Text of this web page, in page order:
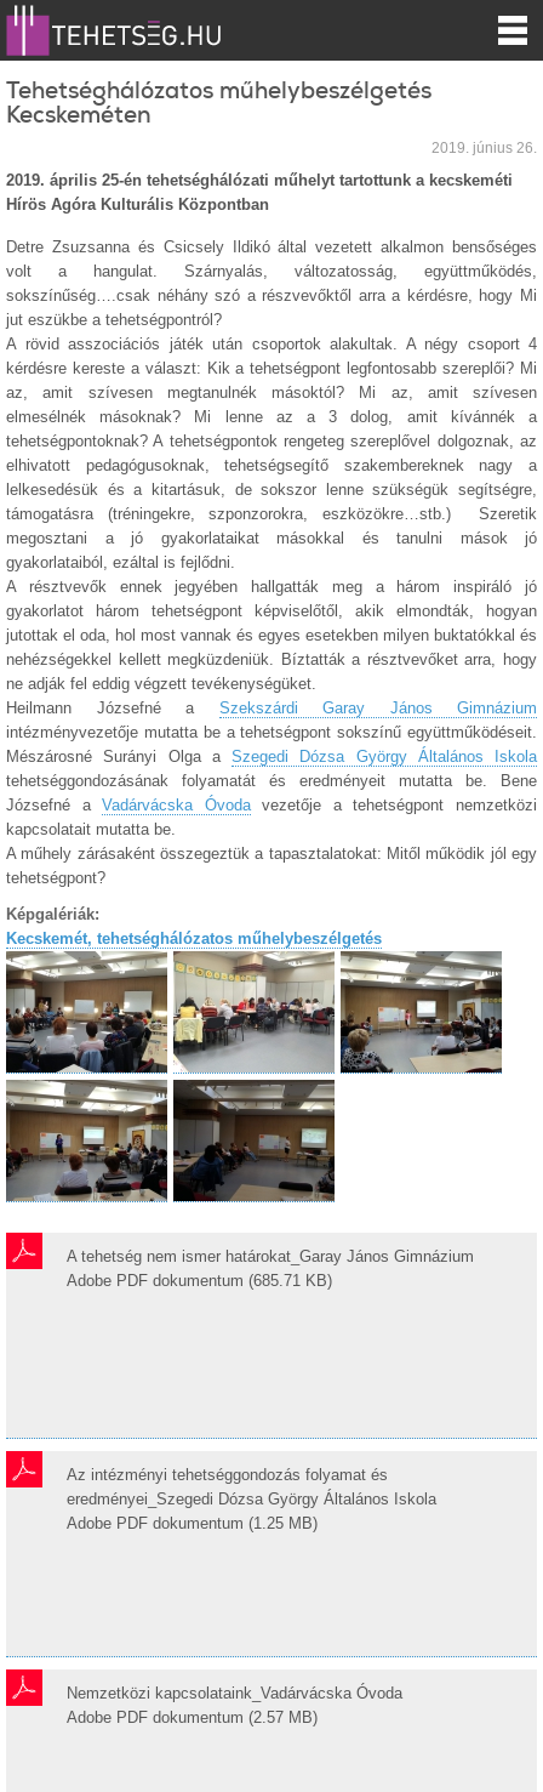
Tehetséghálózatos műhelybeszélgetés
Kecskeméten
2019. június 26.
2019. április 25-én tehetséghálózati műhelyt tartottunk a kecskeméti
Hírös Agóra Kulturális Központban
Detre Zsuzsanna és Csicsely Ildikó által vezetett alkalmon bensőséges
volt a hangulat. Szárnyalás, változatosság, együttműködés,
sokszínűség….csak néhány szó a részvevőktől arra a kérdésre, hogy Mi
jut eszükbe a tehetségpontról?
A rövid asszociációs játék után csoportok alakultak. A négy csoport 4
kérdésre kereste a választ: Kik a tehetségpont legfontosabb szereplői? Mi
az, amit szívesen megtanulnék másoktól? Mi az, amit szívesen
elmesélnék másoknak? Mi lenne az a 3 dolog, amit kívánnék a
tehetségpontoknak? A tehetségpontok rengeteg szereplővel dolgoznak, az
elhivatott pedagógusoknak, tehetségsegítő szakembereknek nagy a
lelkesedésük és a kitartásuk, de sokszor lenne szükségük segítségre,
támogatásra (tréningekre, szponzorokra, eszközökre…stb.) Szeretik
megosztani a jó gyakorlataikat másokkal és tanulni mások jó
gyakorlataiból, ezáltal is fejlődni.
A résztvevők ennek jegyében hallgatták meg a három inspiráló jó
gyakorlatot három tehetségpont képviselőtől, akik elmondták, hogyan
jutottak el oda, hol most vannak és egyes esetekben milyen buktatókkal és
nehézségekkel kellett megküzdeniük. Bíztatták a résztvevőket arra, hogy
ne adják fel eddig végzett tevékenységüket.
Heilmann Józsefné a Szekszárdi Garay János Gimnázium
intézményvezetője mutatta be a tehetségpont sokszínű együttműködéseit.
Mészárosné Surányi Olga a Szegedi Dózsa György Általános Iskola
tehetséggondozásának folyamatát és eredményeit mutatta be. Bene
Józsefné aVadárvácska Óvodavezetője a tehetségpont nemzetközi
kapcsolatait mutatta be.
A műhely zárásaként összegeztük a tapasztalatokat: Mitől működik jól egy
tehetségpont?
Képgalériák:
Kecskemét, tehetséghálózatos műhelybeszélgetés
A tehetség nem ismer határokat_Garay János Gimnázium
Adobe PDF dokumentum (685.71 KB)
Az intézményi tehetséggondozás folyamat és
eredményei_Szegedi Dózsa György Általános Iskola
Adobe PDF dokumentum (1.25 MB)
Nemzetközi kapcsolataink_Vadárvácska Óvoda
Adobe PDF dokumentum (2.57 MB)